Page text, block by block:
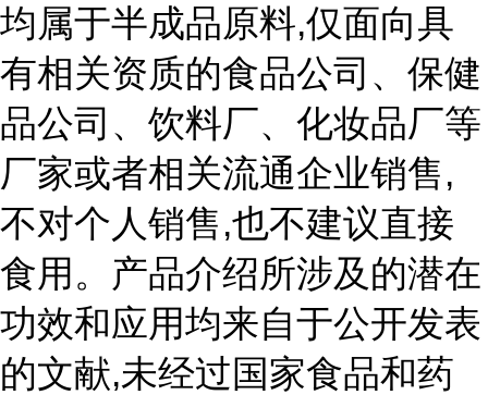
均属于半成品原料,仅面向具
有相关资质的食品公司、保健
品公司、饮料厂、化妆品厂等
厂家或者相关流通企业销售,
不对个人销售,也不建议直接
食用。产品介绍所涉及的潜在
功效和应用均来自于公开发表
的文献,未经过国家食品和药